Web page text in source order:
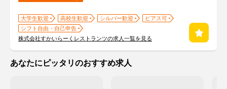
大学生歓迎 高校生歓迎 シルバー歓迎
ピアス可
シフト自由・自己申告
株式会社すかいらーくレストランツの求人一覧を見る
あなたにピッタリのおすすめ求人